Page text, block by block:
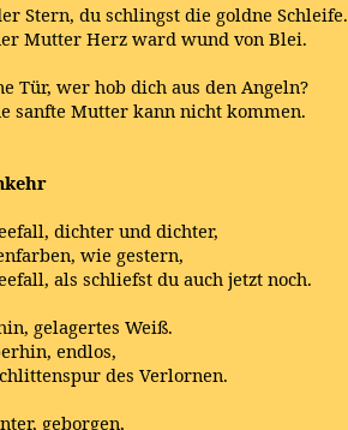
Stern, du schlingst die goldne Schleife.
Mutter Herz ward wund von Blei.
Tür, wer hob dich aus den Angeln?
sanfte Mutter kann nicht kommen.
dichter und dichter,
wie gestern,
als schliefst du auch jetzt noch.
gelagertes Weiß.
endlos,
des Verlornen.
geborgen,